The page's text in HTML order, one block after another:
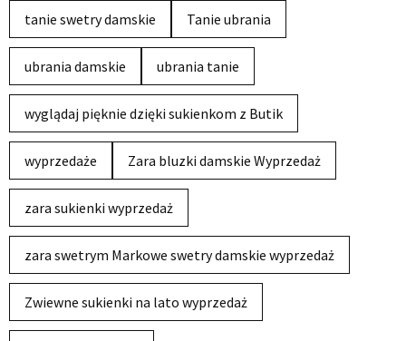
tanie swetry damskie Tanie ubrania
ubrania damskie ubrania tanie
wyglądaj pięknie dzięki sukienkom z Butik
wyprzedaże Zara bluzki damskie Wyprzedaż
zara sukienki wyprzedaż
zara swetrym Markowe swetry damskie wyprzedaż
Zwiewne sukienki na lato wyprzedaż